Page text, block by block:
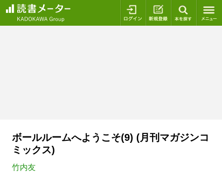
ログイン 新規登録
ボールルームへようこそ(9) (月刊マガジンコ
ミックス)
竹内友